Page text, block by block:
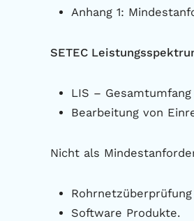
Anhang 1:
SETEC
LIS –
Bearbeitung von
Nicht als
Software Produkte.